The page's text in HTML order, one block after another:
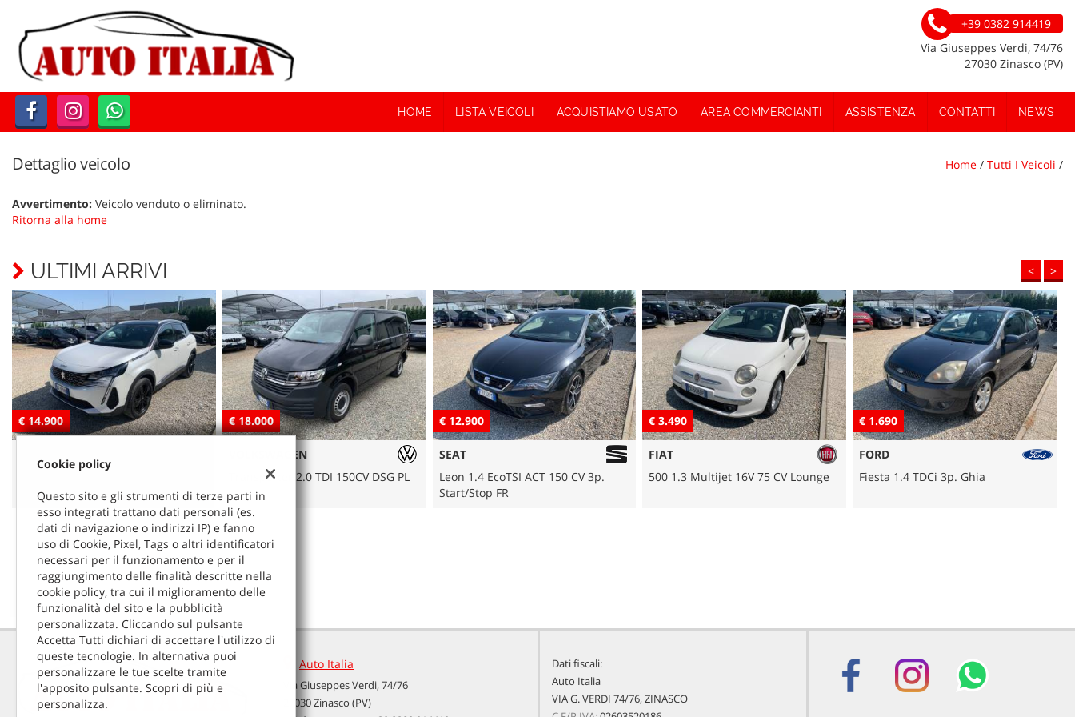
+39 0382 914419
Via Giuseppes Verdi, 74/76
27030 Zinasco (PV)
HOME LISTA VEICOLI ACQUISTIAMO USATO AREA COMMERCIANTI ASSISTENZA CONTATTI NEWS
Dettaglio veicolo Home / Tutti I Veicoli /
Avvertimento: Veicolo venduto o eliminato.
Ritorna alla home
ULTIMI ARRIVI < >
€ 18.000
Transporter 2.0 TDI 150CV DSG PL
€ 12.900
Leon 1.4 EcoTSI ACT 150 CV 3p.
Start/Stop FR
€ 3.490
FIAT
500 1.3 Multijet 16V 75 CV Lounge
€ 1.690
FORD
Fiesta 1.4 TDCi 3p. Ghia
€ 3.490
RENAULT
Clio 1.2 16V 5 porte Live!
Auto Italia
Via Giuseppes Verdi, 74/76
27030 Zinasco (PV)
Dati fiscali:
Auto Italia
VIA G. VERDI 74/76, ZINASCO
Cookie policy
Questo sito e gli strumenti di terze parti in
esso integrati trattano dati personali (es.
dati di navigazione o indirizzi IP) e fanno
uso di Cookie, Pixel, Tags o altri identificatori
necessari per il funzionamento e per il
raggiungimento delle finalità descritte nella
cookie policy, tra cui il miglioramento delle
funzionalità del sito e la pubblicità
personalizzata. Cliccando sul pulsante
Accetta Tutti dichiari di accettare l'utilizzo di
queste tecnologie. In alternativa puoi
personalizzare le tue scelte tramite
l'apposito pulsante. Scopri di più e
personalizza.
Le
tue
preferenze
di
consenso
Il
pannello
ti
di
esprimere
preferenze
consenso
alle
tecnologie
di
tracciamento
che
adottiamo
per
offrire
funzionalità
svolgere
attività
seguito
descritte.
ottenere
maggiori
informazioni
sull'utilità
funzionamento
Leggi
la